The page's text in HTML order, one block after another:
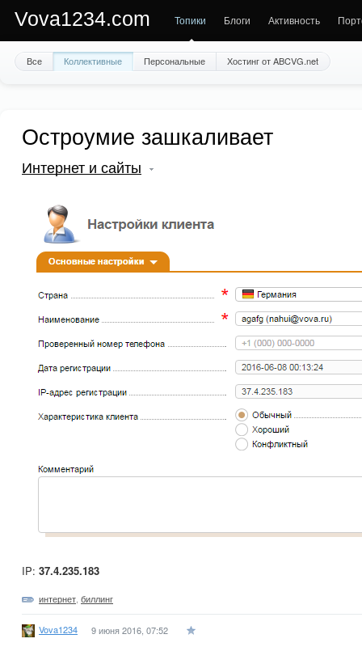
Vova1234.com Топики Блоги Активность
Все Коллективные Персональные Хостинг от ABCVG.net
Остроумие зашкаливает
Интернет и сайты
IP: 37.4.235.183
интернет биллинг
Vova1234 9 июня 2016, 07:52